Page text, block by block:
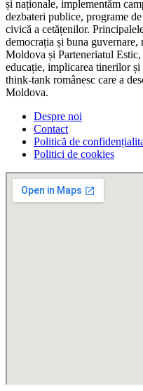
și naționale, implementăm
dezbateri publice, programe
civică a cetățenilor.
democrația și buna
Moldova și Parteneriatul
educație, implicarea tinerilor
think-tank românesc care a
Moldova.
Despre noi
Contact
Politică de
Politici de cookies